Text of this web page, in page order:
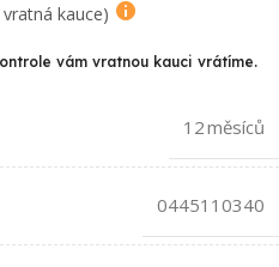
kauce)
vám vratnou kauci vrátíme.
12 měsíců
0445110340